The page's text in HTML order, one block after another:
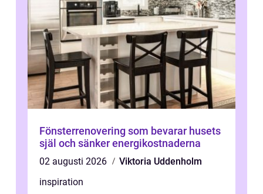
Fönsterrenovering som bevarar husets
själ och sänker energikostnaderna
02 augusti 2026
Viktoria Uddenholm
inspiration